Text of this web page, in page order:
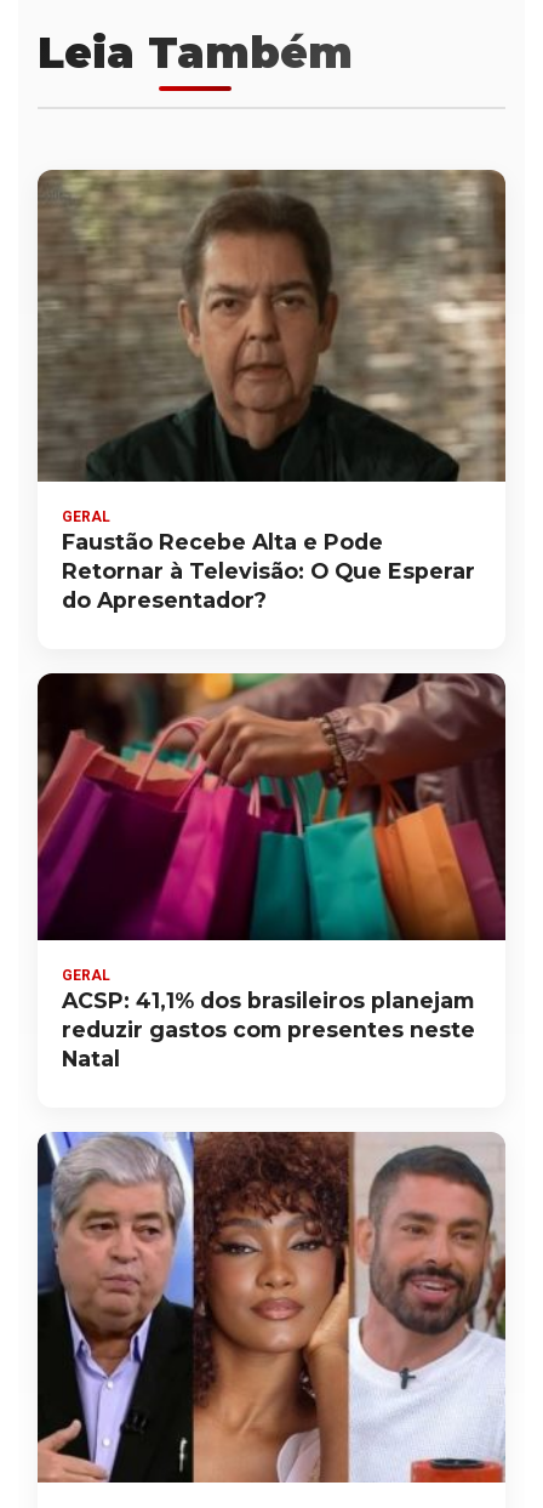
Leia Também
GERAL
Faustão Recebe Alta e Pode
Retornar à Televisão: O Que Esperar
do Apresentador?
GERAL
ACSP: 41,1% dos brasileiros planejam
reduzir gastos com presentes neste
Natal